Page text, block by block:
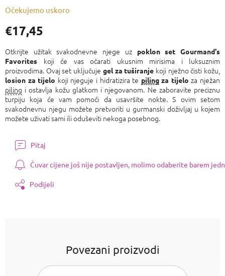
€17,45
cijenu:
Očekujemo uskoro
Otkrijte užitak svakodnevne njege uz
poklon set Gourmand's
Favorites koji će vas očarati ukusnim mirisima i luksuznim
proizvodima. Ovaj set uključuje gel za tuširanje koji nježno čisti kožu,
losion za tijelo koji njeguje i hidratizira te pilingza tijelo za nježan
piling i ostavlja kožu glatkom i njegovanom. Ne zaboravite preciznu
turpiju koja će vam pomoći da usavršite nokte. S ovim setom
svakodnevnu njegu možete pretvoriti u gurmanski doživljaj u kojem
možete uživati ​​sami ili oduševiti nekoga posebnog.
Pitaj
Čuvar cijene još nije postavljen, molimo odaberite barem
Podijeli
Povezani proizvodi